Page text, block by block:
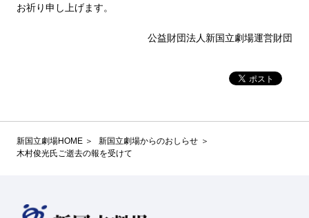
お祈り申し上げます。
公益財団法人新国立劇場運営財団
新国立劇場HOME
新国立劇場からのおしらせ
木村俊光氏ご逝去の報を受けて